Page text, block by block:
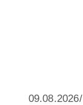
09.08.2026/